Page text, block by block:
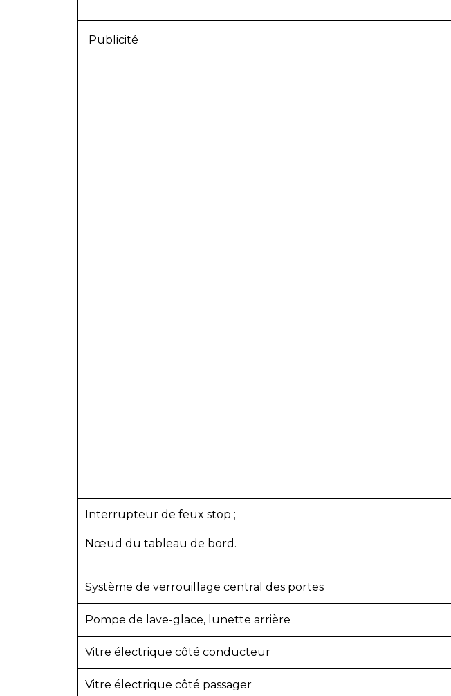
Publicité
Interrupteur de feux stop ;
Nœud du tableau de bord.
Système de verrouillage central des portes
Pompe de lave-glace, lunette arrière
Vitre électrique côté conducteur
Vitre électrique côté passager